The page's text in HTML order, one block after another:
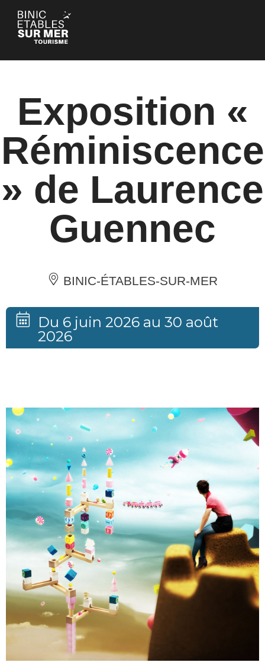
Panneau de gestion des cookies
Exposition «
Réminiscence
» de Laurence
Guennec
BINIC-ÉTABLES-SUR-MER
Du 6 juin 2026 au 30 août
2026